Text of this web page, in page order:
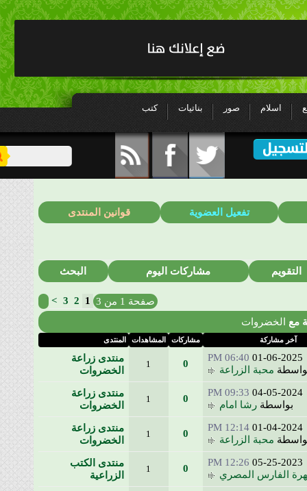
اسلام صور بناتيات كتب
تفعيل العضوية قوانين المنتدى
مشاركات اليوم البحث
صفحة 1 من 3 1
2
3
>
الخضروات
مشاركة مشاركات المشاهدات المنتدى
01-06-
06:40 PM
محبة الزراعة
منتدى زراعة
الخضروات
04-05-
09:33 PM
بواسطةرشا امام
منتدى زراعة
الخضروات
01-04-
12:14 PM
محبة الزراعة
منتدى زراعة
الخضروات
05-25-
12:26 PM
الفارس المصري
منتدى الكتب
الزراعية